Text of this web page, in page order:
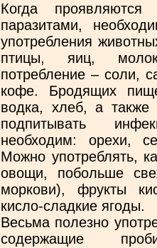
Когда
паразитами,
употребления
птицы, яиц,
потребление – соли,
кофе. Бродящих
водка, хлеб, а
подпитывать
необходим: орехи,
Можно употреблять,
овощи, побольше
моркови), фрукты
кисло-сладкие ягоды.
Весьма полезно
содержащие